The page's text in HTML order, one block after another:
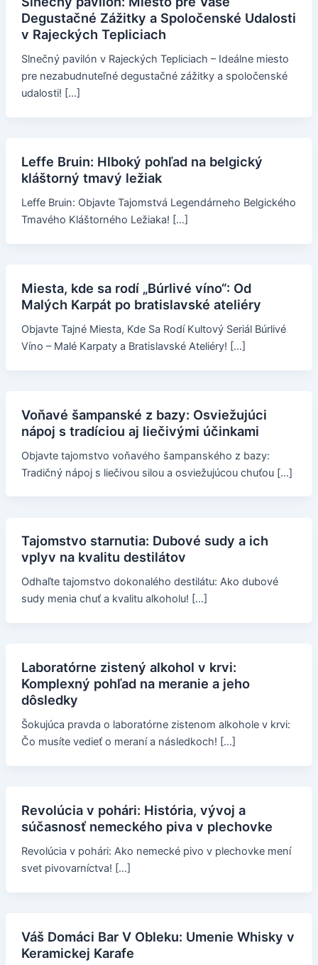
Degustačné Zážitky a Spoločenské Udalosti
v Rajeckých Tepliciach
Slnečný pavilón v Rajeckých Tepliciach – Ideálne miesto
pre nezabudnuteľné degustačné zážitky a spoločenské
udalosti! […]
Leffe Bruin: Hlboký pohľad na belgický
kláštorný tmavý ležiak
Leffe Bruin: Objavte Tajomstvá Legendárneho Belgického
Tmavého Kláštorného Ležiaka! […]
Miesta, kde sa rodí „Búrlivé víno“: Od
Malých Karpát po bratislavské ateliéry
Objavte Tajné Miesta, Kde Sa Rodí Kultový Seriál Búrlivé
Víno – Malé Karpaty a Bratislavské Ateliéry! […]
Voňavé šampanské z bazy: Osviežujúci
nápoj s tradíciou aj liečivými účinkami
Objavte tajomstvo voňavého šampanského z bazy:
Tradičný nápoj s liečivou silou a osviežujúcou chuťou […]
Tajomstvo starnutia: Dubové sudy a ich
vplyv na kvalitu destilátov
Odhaľte tajomstvo dokonalého destilátu: Ako dubové
sudy menia chuť a kvalitu alkoholu! […]
Laboratórne zistený alkohol v krvi:
Komplexný pohľad na meranie a jeho
dôsledky
Šokujúca pravda o laboratórne zistenom alkohole v krvi:
Čo musíte vedieť o meraní a následkoch! […]
Revolúcia v pohári: História, vývoj a
súčasnosť nemeckého piva v plechovke
Revolúcia v pohári: Ako nemecké pivo v plechovke mení
svet pivovarníctva! […]
Váš Domáci Bar V Obleku: Umenie Whisky v
Keramickej Karafe